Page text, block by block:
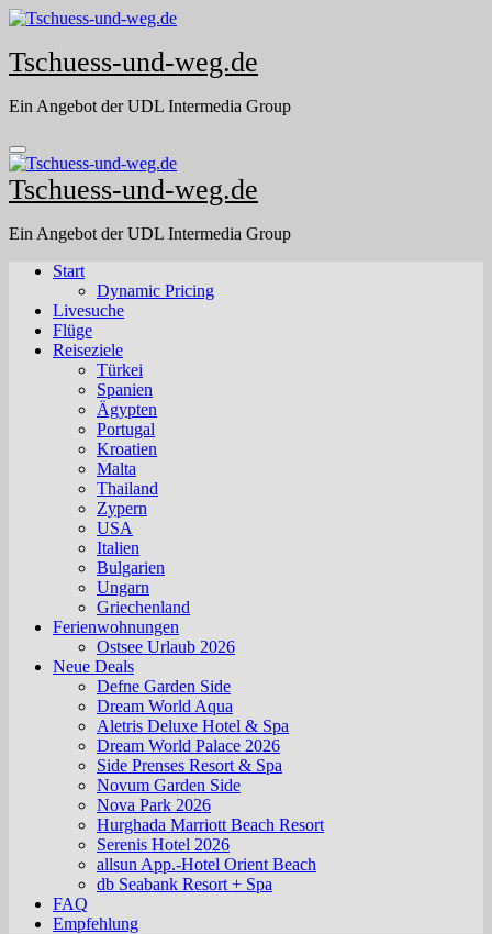
Skip
content
Tschuess-und-weg.de
Ein Angebot der UDL Intermedia Group
Tschuess-und-weg.de
Ein Angebot der UDL Intermedia Group
Start
Dynamic Pricing
Livesuche
Flüge
Reiseziele
Türkei
Spanien
Ägypten
Portugal
Kroatien
Malta
Thailand
Zypern
USA
Italien
Bulgarien
Ungarn
Griechenland
Ferienwohnungen
Ostsee Urlaub 2026
Neue Deals
Defne Garden Side
Dream World Aqua
Aletris Deluxe Hotel & Spa
Dream World Palace 2026
Side Prenses Resort & Spa
Novum Garden Side
Nova Park 2026
Hurghada Marriott Beach Resort
Serenis Hotel 2026
allsun App.-Hotel Orient Beach
db Seabank Resort + Spa
FAQ
Empfehlung